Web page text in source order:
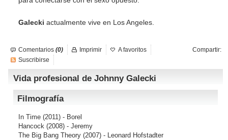
Galecki actualmente vive en Los Angeles.
Comentarios (0) Compartir:
Imprimir
A favoritos
Suscribirse
Vida profesional de Johnny Galecki
Filmografía
In Time (2011) - Borel
Hancock (2008) - Jeremy
The Big Bang Theory (2007) - Leonard Hofstadter